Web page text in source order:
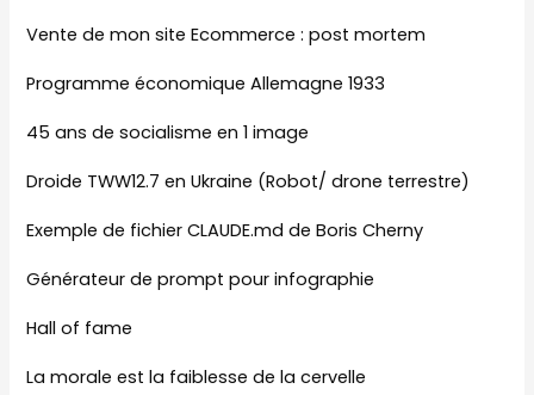
Vente de mon site Ecommerce : post mortem
Programme économique Allemagne 1933
45 ans de socialisme en 1 image
Droide TWW12.7 en Ukraine (Robot/ drone terrestre)
Exemple de fichier CLAUDE.md de Boris Cherny
Générateur de prompt pour infographie
Hall of fame
La morale est la faiblesse de la cervelle